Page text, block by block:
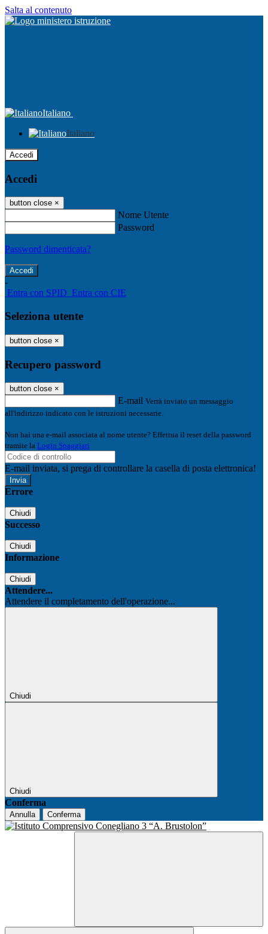
Salta al contenuto
Italiano
Italiano
Accedi
Accedi
button close ×
Nome Utente
Password
Password dimenticata?
-
Entra con SPID Entra con CIE
Seleziona utente
button close ×
Recupero password
button close ×
E-mail Verrà inviato un messaggio
all'indirizzo indicato con le istruzioni necessarie.
Non hai una e-mail associata al nome utente? Effettua il reset della password
tramite la Login Spaggiari
E-mail inviata, si prega di controllare la casella di posta elettronica!
Errore
Chiudi
Successo
Chiudi
Informazione
Chiudi
Attendere...
Attendere il completamento dell'operazione...
Chiudi
Chiudi
Conferma
Annulla Conferma